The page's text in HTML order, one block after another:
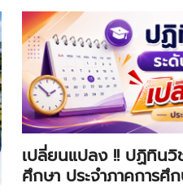
เปลี่ยนแปลง !! ปฏิทิน
ศึกษา ประจำภาคการศึ